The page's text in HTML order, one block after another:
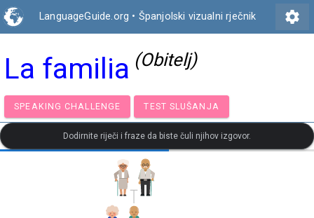
LanguageGuide.org • Španjolski vizualni rječnik settings
La familia (Obitelj)
SPEAKING CHALLENGE TEST SLUŠANJA
Dodirnite riječi i fraze da biste čuli njihov izgovor.